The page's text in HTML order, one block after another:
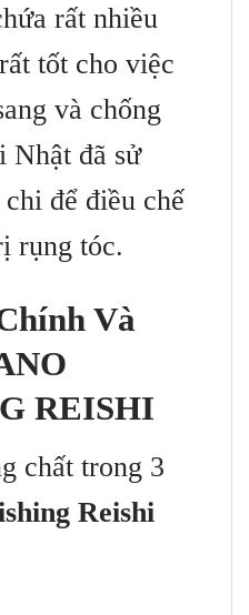
rất nhiều
tốt cho việc
và chống
Nhật đã sử
để điều chế
rụng tóc.
Và
REISHI
chất trong 3
Reishi